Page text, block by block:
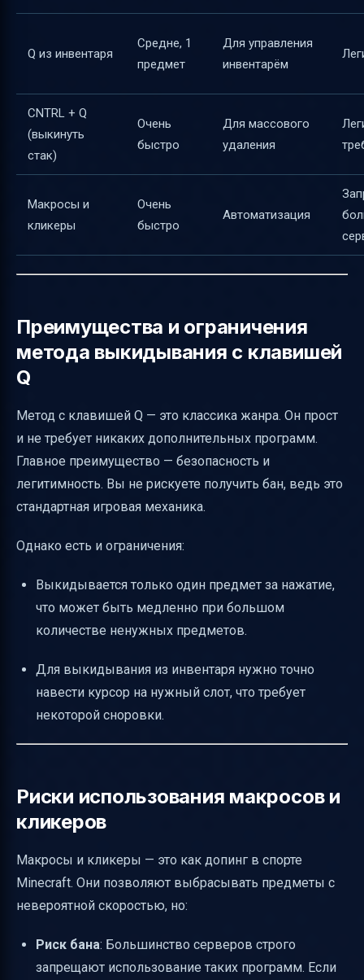
Q из инвентаря
Средне, 1
предмет
Для управления
инвентарём
CNTRL + Q
(выкинуть
стак)
Очень
быстро
Для массового
удаления
Макросы и
кликеры
Очень
быстро
Автоматизация
Преимущества и ограничения
метода выкидывания с клавишей
Q
Метод с клавишей Q — это классика жанра. Он прост
и не требует никаких дополнительных программ.
Главное преимущество — безопасность и
легитимность. Вы не рискуете получить бан, ведь это
стандартная игровая механика.
Однако есть и ограничения:
Выкидывается только один предмет за нажатие,
что может быть медленно при большом
количестве ненужных предметов.
Для выкидывания из инвентаря нужно точно
навести курсор на нужный слот, что требует
некоторой сноровки.
Риски использования макросов и
кликеров
Макросы и кликеры — это как допинг в спорте
Minecraft. Они позволяют выбрасывать предметы с
невероятной скоростью, но:
Риск бана: Большинство серверов строго
запрещают использование таких программ. Если